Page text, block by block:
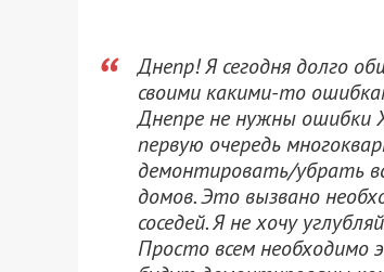
Днепр! Я сегодня долго
своими какими-то
Днепре не нужны ошибки
первую очередь
демонтировать/убрать
домов. Это вызвано
соседей. Я не хочу
Просто всем необходимо